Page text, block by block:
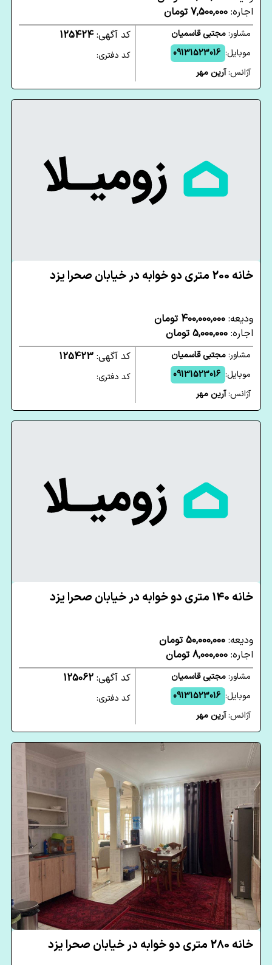
اجاره: 7,500,000 تومان
مشاور:مجتبی قاسمیان
موبایل: 09131523016
آژانس:آرین مهر
کد آگهی: 125424
کد دفتری:
خانه 200 متری دو خوابه در خیابان صحرا یزد
ودیعه: 400,000,000 تومان
اجاره: 5,000,000 تومان
مشاور:مجتبی قاسمیان
موبایل: 09131523016
آژانس:آرین مهر
کد آگهی: 125423
کد دفتری:
خانه 140 متری دو خوابه در خیابان صحرا یزد
ودیعه: 50,000,000 تومان
اجاره: 8,000,000 تومان
مشاور:مجتبی قاسمیان
موبایل: 09131523016
آژانس:آرین مهر
کد آگهی: 125062
کد دفتری:
خانه 280 متری دو خوابه در خیابان صحرا یزد